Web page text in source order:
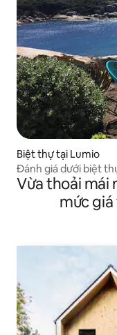
Biệt thự tại Lumio
Đánh giá dưới biệt
Vừa thoải mái
mức